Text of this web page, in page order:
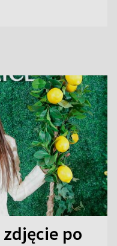
zdjęcie po